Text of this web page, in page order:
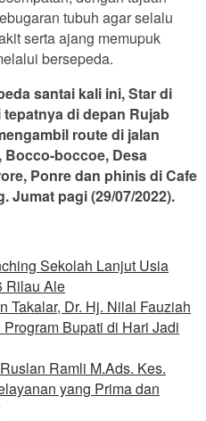
tubuh agar selalu
serta ajang memupuk
bersepeda.
santai kali ini, Star di
di depan Rujab
route di jalan
boccoe, Desa
Ponre dan phinis di Cafe
Jumat pagi (29/07/2022).
Sekolah Lanjut Usia
Rilau Ale
Takalar, Dr. Hj. Nilal Fauziah
Bupati di Hari Jadi
Ramli M.Ads. Kes.
yang Prima dan